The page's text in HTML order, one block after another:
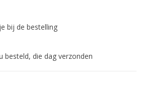
bij de bestelling
besteld, die dag verzonden